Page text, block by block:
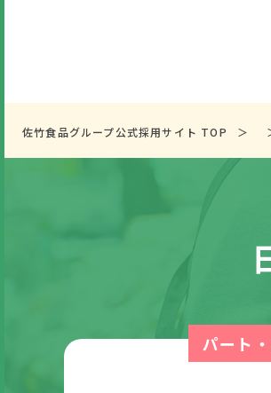
佐竹食品グループ公式採用サイト TOP
パート